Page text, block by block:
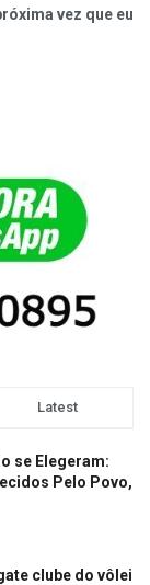
vez que eu
Latest
se Elegeram:
Pelo Povo,
clube do vôlei